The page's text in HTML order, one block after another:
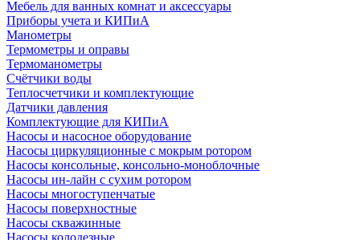
Мебель для ванных комнат и аксессуары
Приборы учета и КИПиА
Манометры
Термометры и оправы
Термоманометры
Счётчики воды
Теплосчетчики и комплектующие
Датчики давления
Комплектующие для КИПиА
Насосы и насосное оборудование
Насосы циркуляционные с мокрым ротором
Насосы консольные, консольно-моноблочные
Насосы ин-лайн с сухим ротором
Насосы многоступенчатые
Насосы поверхностные
Насосы скважинные
Насосы колодезные